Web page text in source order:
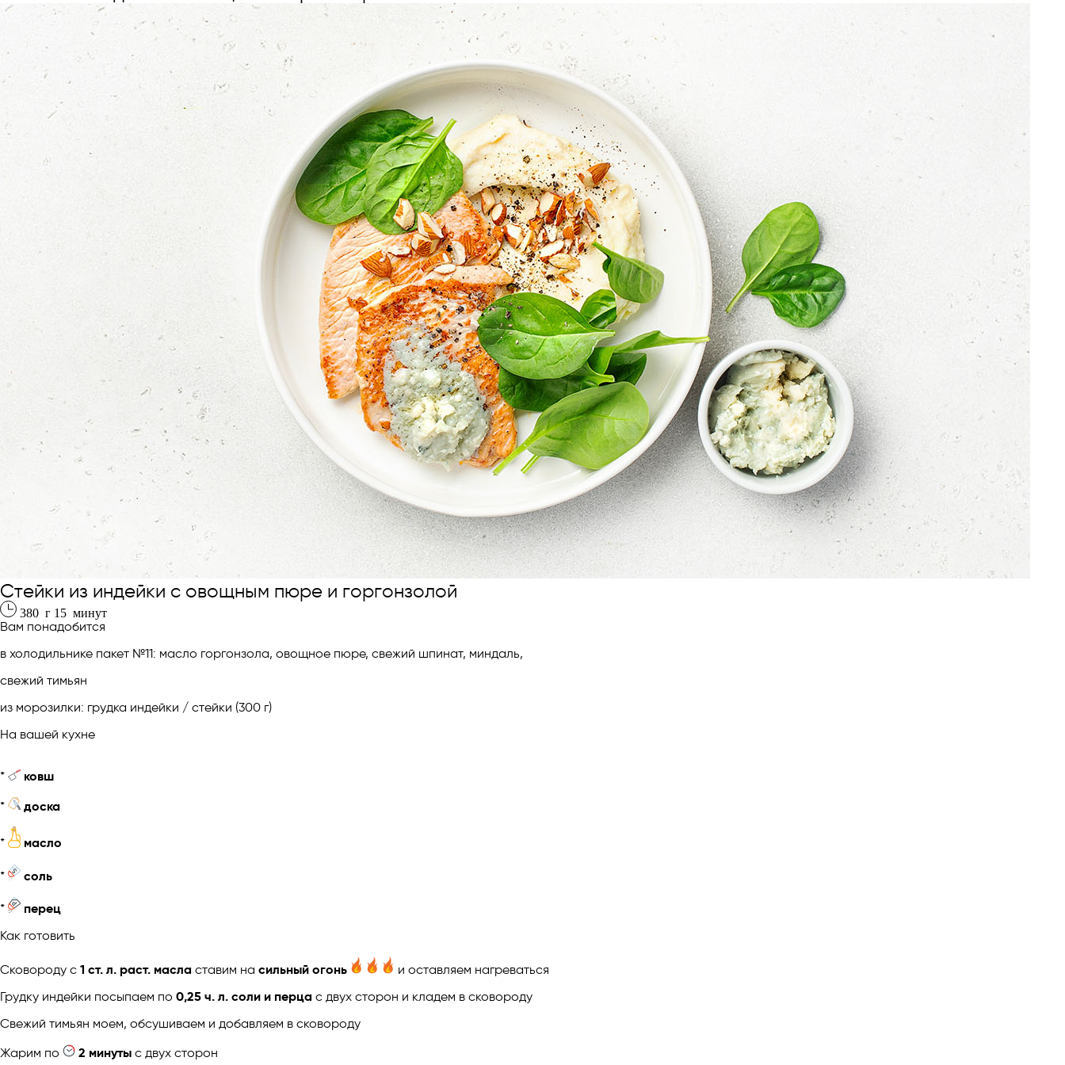
Стейки из индейки с овощным пюре и горгонзолой
380 г 15 минут
Вам понадобится
в холодильнике пакет №11: масло горгонзола, овощное пюре, свежий шпинат, миндаль,
свежий тимьян
из морозилки: грудка индейки / стейки (300 г)
На вашей кухне
*
ковш
*
доска
* масло
* соль
*
перец
Как готовить
Cковороду с 1 ст. л. раст. масла ставим на сильный огонь
и оставляем нагреваться
Грудку индейки посыпаем по 0,25 ч. л. соли и перца с двух сторон и кладем в сковороду
Свежий тимьян моем, обсушиваем и добавляем в сковороду
Жарим по
2 минуты с двух сторон